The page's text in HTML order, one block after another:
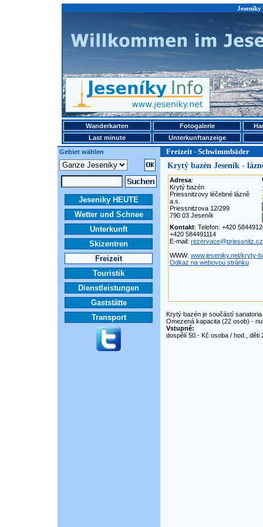
Wanderkarten Fotogalerie
Last minute
Unterkunftanzeige
Gebiet wählen
Freizeit - Schwimmbäder
Jeseniky HEUTE
Wetter und Schnee
Unterkunft
Skizentren
Freizeit
Touristik
Dienstleistungen
Gaststätte
Transport
Krytý bazén Jeseník -
Adresa:
Krytý bazén
Priessnitzovy léčebné lázně
a.s.
Priessnitzova 12/299
790 03 Jeseník
Kontakt: Telefon: +420
+420 584491114
E-mail: rezervace@priessnitz.cz
WWW: www.jeseniky.net/kryty-
Odkaz na webovou stránku
Krytý bazén je součástí
Omezená kapacita (22 osob) -
Vstupné:
dospělí 50.- Kč osoba / hod., děti